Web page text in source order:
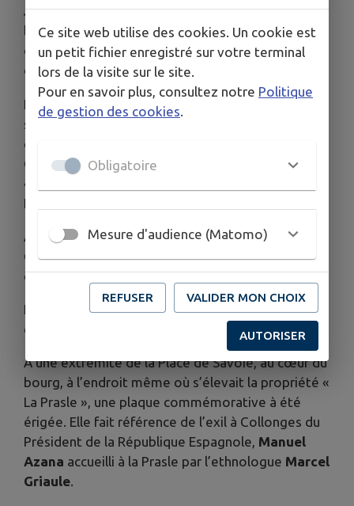
Joliveten sera le curé de 1941 à 1964. En 1987,
l’état d’Israël décerne à l’abbé Jolivet lamédaille
des Justesen mémoire des actions héroïques
qu’il a menées pendant la période de l’occupation.
Face à l’église est sis le bâtiment du couvent des
sœurs de la charité de St-Vincent de Paul,
orphelinat fondé en 1833 par le curé Vuarin. Né à
Collonges en 1769, propriétaire du domaine de
« la Prasle », il est ordonné prêtre catholique à
Fribourg en 1797.
À 37 ans, il est nommé curé de l’église de St-
Germain, premier lieu genevois après la réforme
dédiée au culte catholique en terre protestante.
L’épouse de Lamartine, Mary Ann Elisa Birch, lui a
été présentée par le curé Vuarin.
A une extrémité de la Place de Savoie, au cœur du
bourg, à l’endroit même où s’élevait la propriété «
La Prasle », une plaque commémorative à été
érigée. Elle fait référence de l’exil à Collonges du
Président de la République Espagnole, Manuel
Azana accueilli à la Prasle par l’ethnologue Marcel
Griaule.
Ce site web utilise des cookies. Un cookie est
un petit fichier enregistré sur votre terminal
lors de la visite sur le site.
Pour en savoir plus, consultez notre Politique
de gestion des cookies
Obligatoire
Mesure d'audience (Matomo)
REFUSER VALIDER MON CHOIX
AUTORISER